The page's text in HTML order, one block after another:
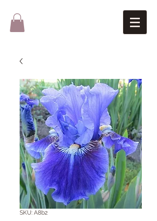
SKU: A8b2